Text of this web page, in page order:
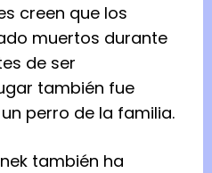
creen que los
muertos durante
de ser
también fue
perro de la familia.
también ha